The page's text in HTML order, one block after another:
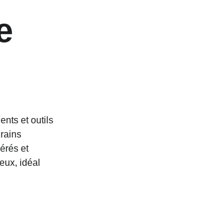
et outils
et
idéal